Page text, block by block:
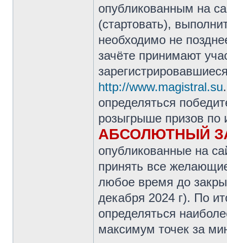
опубликованным на
(стартовать),
необходимо не
зачёте принимают
http://www.magistral.su
определяться
розыгрыше призов по
АБСОЛЮТНЫЙ
опубликованные на
принять все
любое время до
декабря 2024 г). По
определяться
максимум точек за